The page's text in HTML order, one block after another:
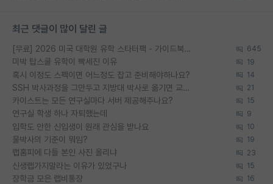
최근 댓글이 많이 달린 글
[무료] 2026 미국 대학원 유학 스타터팩 - 가이드북 & 합격자 컨택메일 템플릿 645
미박 탑스쿨 유학이 빡세진 이유 19
혹시 이정도 스펙이면 어느정도 잡고 준비해야하나요? 14
SSH 박사과정을 그만두고 지방대 박사로 옮기면 교수의 꿈은 끝일까요? 21
카이스트는 모든 연구실마다 서버 제공해주나요? 15
연구실 학생 하나 자퇴했는데 9
입학도 안한 신입생이 원래 관심을 받나요 10
물박사의 기준이 뭐임? 19
랩홈피에 다들 본인 사진 올리냐 23
신생랩가지말라는 이유가 있었구나 15
장학금 모은 랩비통장 16